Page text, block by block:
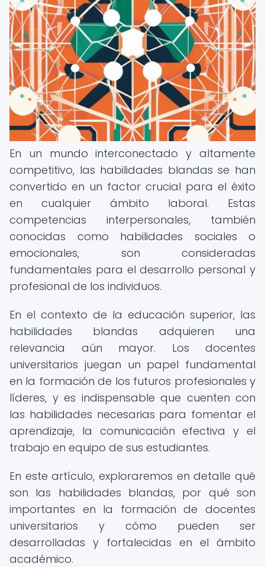
En un mundo interconectado y altamente
competitivo, las habilidades blandas se han
convertido en un factor crucial para el éxito
en cualquier ámbito laboral. Estas
competencias interpersonales, también
conocidas como habilidades sociales o
emocionales, son consideradas
fundamentales para el desarrollo personal y
profesional de los individuos.
En el contexto de la educación superior, las
habilidades blandas adquieren una
relevancia aún mayor. Los docentes
universitarios juegan un papel fundamental
en la formación de los futuros profesionales y
líderes, y es indispensable que cuenten con
las habilidades necesarias para fomentar el
aprendizaje, la comunicación efectiva y el
trabajo en equipo de sus estudiantes.
En este artículo, exploraremos en detalle qué
son las habilidades blandas, por qué son
importantes en la formación de docentes
universitarios y cómo pueden ser
desarrolladas y fortalecidas en el ámbito
académico.